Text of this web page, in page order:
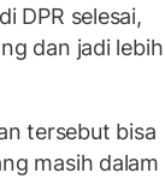
DPR selesai,
dan jadi lebih
tersebut bisa
masih dalam